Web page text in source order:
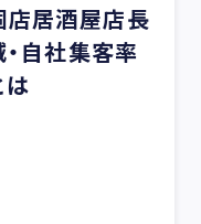
店居酒屋店長
自社集客率